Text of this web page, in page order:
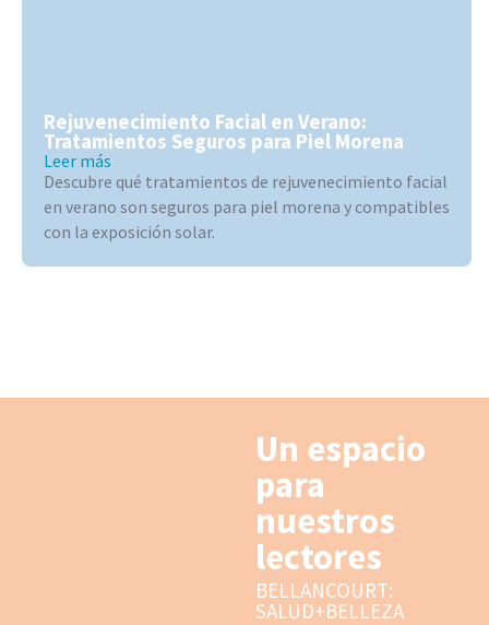
Rejuvenecimiento Facial en Verano:
Tratamientos Seguros para Piel Morena
Leer más
Descubre qué tratamientos de rejuvenecimiento facial
en verano son seguros para piel morena y compatibles
con la exposición solar.
Un espacio
para
nuestros
lectores
BELLANCOURT:
SALUD+BELLEZA